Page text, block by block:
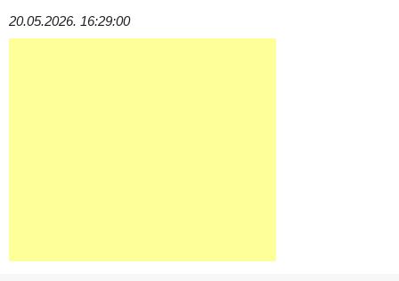
20.05.2026. 16:29:00